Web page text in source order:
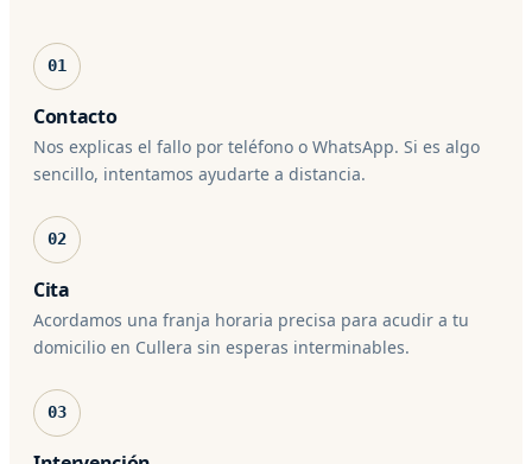
01
Contacto
Nos explicas el fallo por teléfono o WhatsApp. Si es algo
sencillo, intentamos ayudarte a distancia.
02
Cita
Acordamos una franja horaria precisa para acudir a tu
domicilio en Cullera sin esperas interminables.
03